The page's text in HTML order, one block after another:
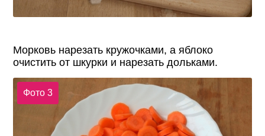
Морковь нарезать кружочками, а яблоко
очистить от шкурки и нарезать дольками.
Фото 3